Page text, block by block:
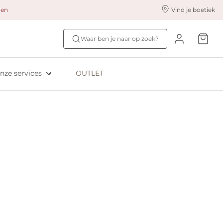
Vind je boetiek
Waar ben je naar op zoek?
Aubade
Empreinte
services
styling services Ontdek jouw maat
Bh-maat test
OUTLET